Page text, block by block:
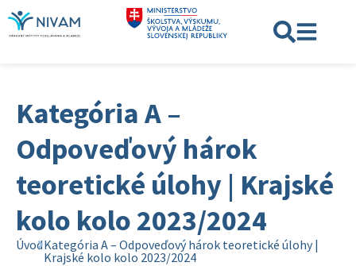
Kategória A –
Odpoveďový hárok
teoretické úlohy | Krajské
kolo kolo 2023/2024
ÚvodKategória A – Odpoveďový hárok teoretické úlohy |
Krajské kolo kolo 2023/2024